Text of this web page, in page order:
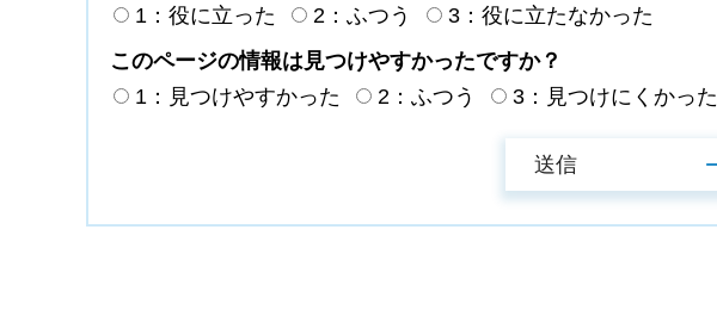
1：役に立った
2：ふつう
3：役に立たなかった
このページの情報は見つけやすかったですか？
1：見つけやすかった
2：ふつう 3：見つけにくかった